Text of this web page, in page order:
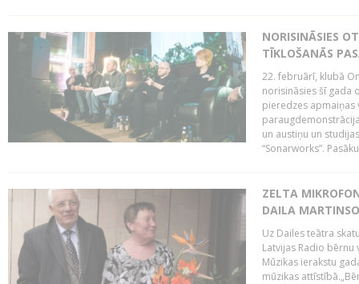
NORISINĀSIES
TĪKLOŠANĀS
22. februārī, klubā
norisināsies šī gada
pieredzes apmaiņas
un austiņu un
“Sonarworks”.
ZELTA
DAILA
Uz Dailes teātra
Latvijas Radio
Mūzikas ierakstu
mūzikas